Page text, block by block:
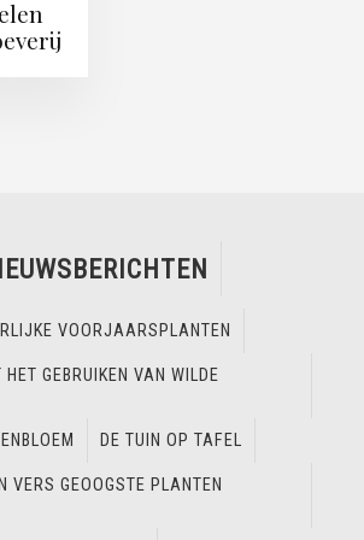
VOORJAARSPLANTEN
HET GEBRUIKEN VAN WILDE
DE TUIN OP TAFEL
VERS GEOOGSTE PLANTEN